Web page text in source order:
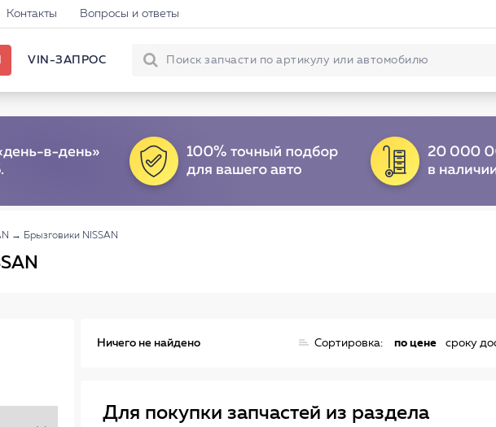
Контакты Вопросы и ответы
VIN-ЗАПРОС
→ Брызговики NISSAN
Ничего не найдено Сортировка: по цене сроку
Для покупки запчастей из раздела